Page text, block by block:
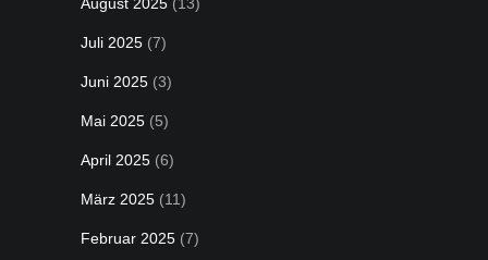
Juli 2025 (7)
Juni 2025 (3)
Mai 2025 (5)
April 2025 (6)
März 2025 (11)
Februar 2025 (7)